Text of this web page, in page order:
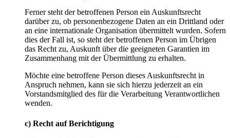
Ferner steht der betroffenen Person ein Auskunftsrecht
darüber zu, ob personenbezogene Daten an ein Drittland oder
an eine internationale Organisation übermittelt wurden. Sofern
dies der Fall ist, so steht der betroffenen Person im Übrigen
das Recht zu, Auskunft über die geeigneten Garantien im
Zusammenhang mit der Übermittlung zu erhalten.
Möchte eine betroffene Person dieses Auskunftsrecht in
Anspruch nehmen, kann sie sich hierzu jederzeit an ein
Vorstandsmitglied des für die Verarbeitung Verantwortlichen
wenden.
c) Recht auf Berichtigung